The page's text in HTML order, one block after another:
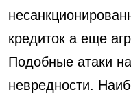
кредиток а еще
Подобные атаки
невредности.